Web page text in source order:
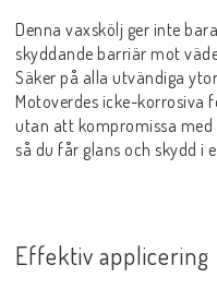
Denna vaxskölj ger inte
skyddande barriär mot
Säker på alla utvändiga
Motoverdes icke-
utan att kompromissa med
så du får glans och skydd i
Effektiv applicering